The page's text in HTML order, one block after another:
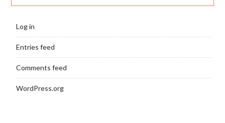
Log in
Entries feed
Comments feed
WordPress.org